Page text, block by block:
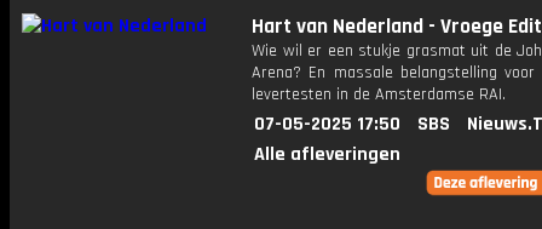
Hart van Nederland - Vroege
Wie wil er een stukje grasmat uit de
Arena? En massale belangstelling
levertesten in de Amsterdamse RAI.
07-05-2025 17:50 SBS
Alle afleveringen